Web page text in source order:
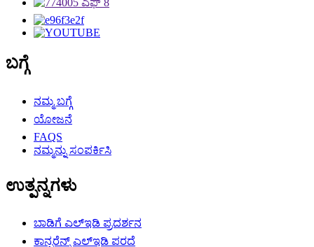
ಬಗ್ಗೆ
ನಮ್ಮ ಬಗ್ಗೆ
ಯೋಜನೆ
FAQS
ನಮ್ಮನ್ನು ಸಂಪರ್ಕಿಸಿ
ಉತ್ಪನ್ನಗಳು
ಬಾಡಿಗೆ ಎಲ್ಇಡಿ ಪ್ರದರ್ಶನ
ಕಾನ್ಫರೆನ್ಸ್ ಎಲ್ಇಡಿ ಪರದೆ